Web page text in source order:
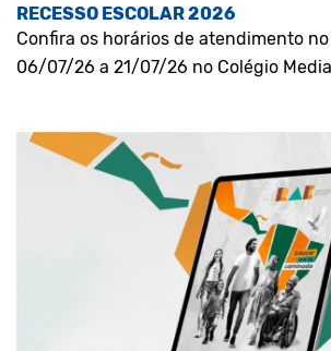
RECESSO ESCOLAR 2026
Confira os horários de atendimento
06/07/26 a 21/07/26 no Colégio